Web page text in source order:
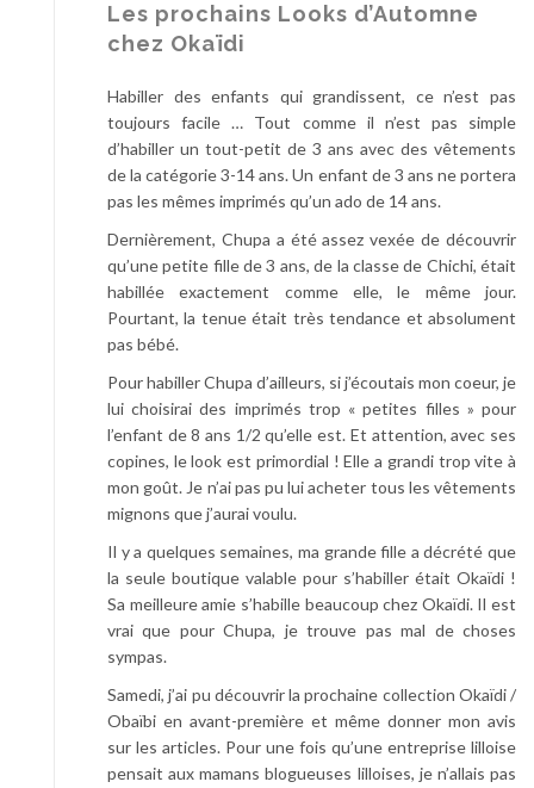
o
p
h
a
u
d
n
t
r
o
r
o
i
d
e
n
p
r
é
v
Les prochains Looks d’Automne
chez Okaïdi
Habiller des enfants qui grandissent, ce n’est pas
toujours facile … Tout comme il n’est pas simple
d’habiller un tout-petit de 3 ans avec des vêtements
de la catégorie 3-14 ans. Un enfant de 3 ans ne portera
pas les mêmes imprimés qu’un ado de 14 ans.
Dernièrement, Chupa a été assez vexée de découvrir
qu’une petite fille de 3 ans, de la classe de Chichi, était
habillée exactement comme elle, le même jour.
Pourtant, la tenue était très tendance et absolument
pas bébé.
Pour habiller Chupa d’ailleurs, si j’écoutais mon coeur, je
lui choisirai des imprimés trop « petites filles » pour
l’enfant de 8 ans 1/2 qu’elle est. Et attention, avec ses
copines, le look est primordial ! Elle a grandi trop vite à
mon goût. Je n’ai pas pu lui acheter tous les vêtements
mignons que j’aurai voulu.
Il y a quelques semaines, ma grande fille a décrété que
la seule boutique valable pour s’habiller était Okaïdi !
Sa meilleure amie s’habille beaucoup chez Okaïdi. Il est
vrai que pour Chupa, je trouve pas mal de choses
sympas.
Samedi, j’ai pu découvrir la prochaine collection Okaïdi /
Obaïbi en avant-première et même donner mon avis
sur les articles. Pour une fois qu’une entreprise lilloise
pensait aux mamans blogueuses lilloises, je n’allais pas